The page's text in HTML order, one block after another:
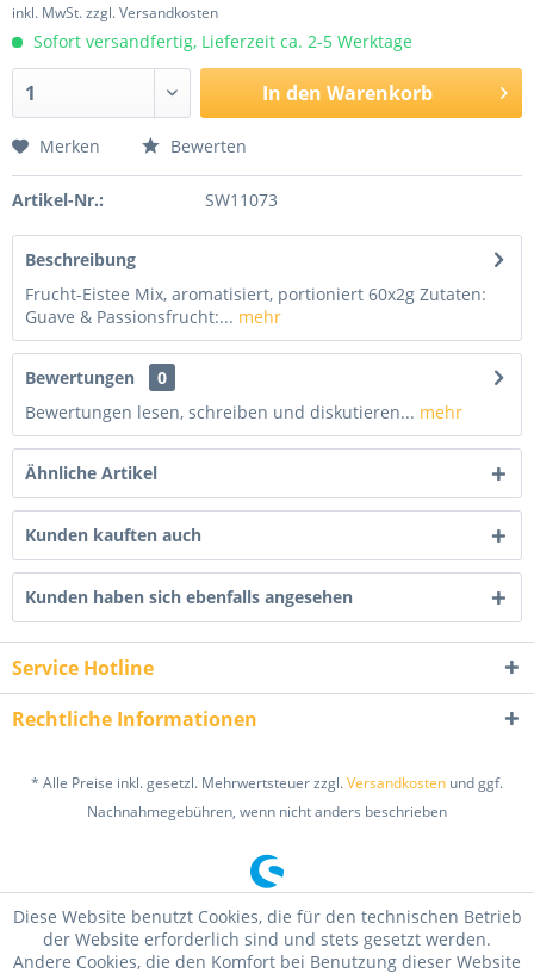
inkl. MwSt.zzgl. Versandkosten
Sofort versandfertig, Lieferzeit ca. 2-5 Werktage
In den Warenkorb
Merken Bewerten
Artikel-Nr.: SW11073
Beschreibung
Frucht-Eistee Mix, aromatisiert, portioniert 60x2g Zutaten:
Guave & Passionsfrucht:... mehr
Bewertungen
0
Bewertungen lesen, schreiben und diskutieren... mehr
Ähnliche Artikel
Kunden kauften auch
Kunden haben sich ebenfalls angesehen
Service Hotline
Rechtliche Informationen
* Alle Preise inkl. gesetzl. Mehrwertsteuer zzgl.Versandkosten und ggf.
Nachnahmegebühren, wenn nicht anders beschrieben
Diese Website benutzt Cookies, die für den technischen Betrieb
der Website erforderlich sind und stets gesetzt werden.
Andere Cookies, die den Komfort bei Benutzung dieser Website